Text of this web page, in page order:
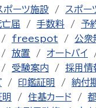
ポーツ施設
スポー
亡届 手数料
予
freespot
公
放置 オートバイ
受験案内
採用情
印鑑証明 納付
住基カード